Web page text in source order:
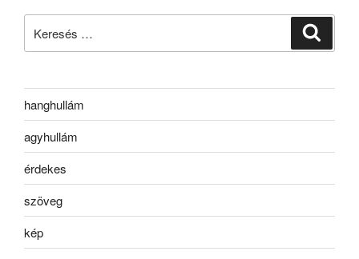
hanghullám
agyhullám
érdekes
szöveg
kép